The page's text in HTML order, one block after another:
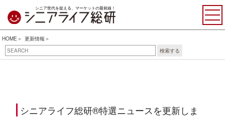
シニア世代を捉える、マーケットの最前線！
HOME
更新情報
検索する
シニアライフ総研®特選ニュースを更新しま